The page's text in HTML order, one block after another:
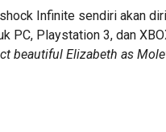
Infinite sendiri akan
PC, Playstation 3, dan
beautiful Elizabeth as